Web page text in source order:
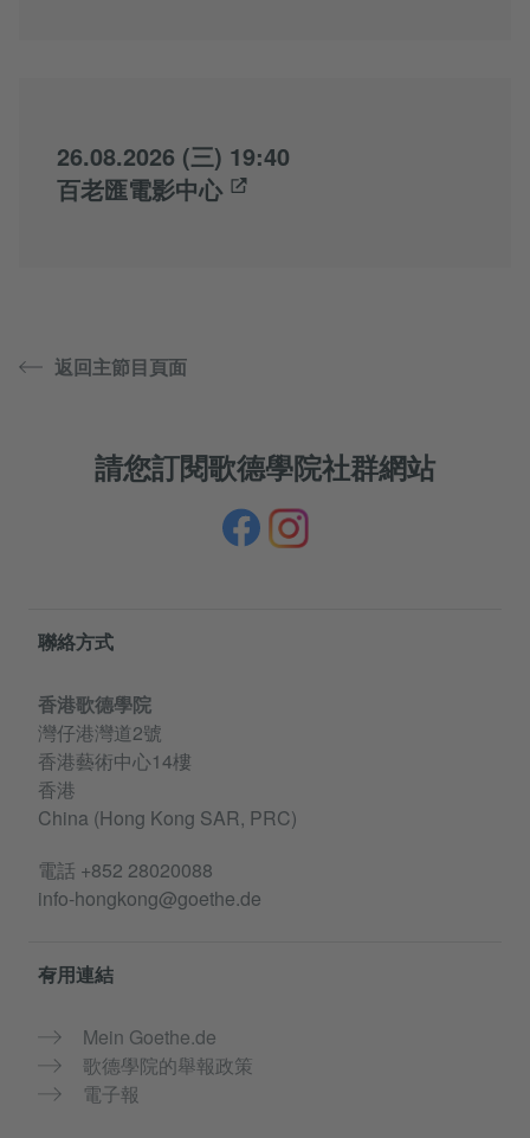
26.08.2026 (三) 19:40
百老匯電影中心
返回主節目頁面
請您訂閱歌德學院社群網站
Information and services
聯絡方式
香港歌德學院
灣仔港灣道2號
香港藝術中心14樓
香港
China (Hong Kong SAR, PRC)
電話 +852 28020088
info-hongkong@goethe.de
有用連結
Mein Goethe.de
歌德學院的舉報政策
電子報